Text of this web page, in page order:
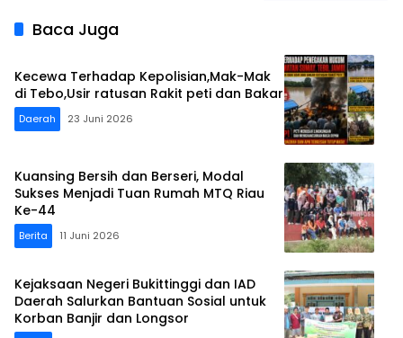
Baca Juga
Kecewa Terhadap Kepolisian,Mak-Mak
di Tebo,Usir ratusan Rakit peti dan Bakar
Daerah 23 Juni 2026
Kuansing Bersih dan Berseri, Modal
Sukses Menjadi Tuan Rumah MTQ Riau
Ke-44
Berita 11 Juni 2026
Kejaksaan Negeri Bukittinggi dan IAD
Daerah Salurkan Bantuan Sosial untuk
Korban Banjir dan Longsor